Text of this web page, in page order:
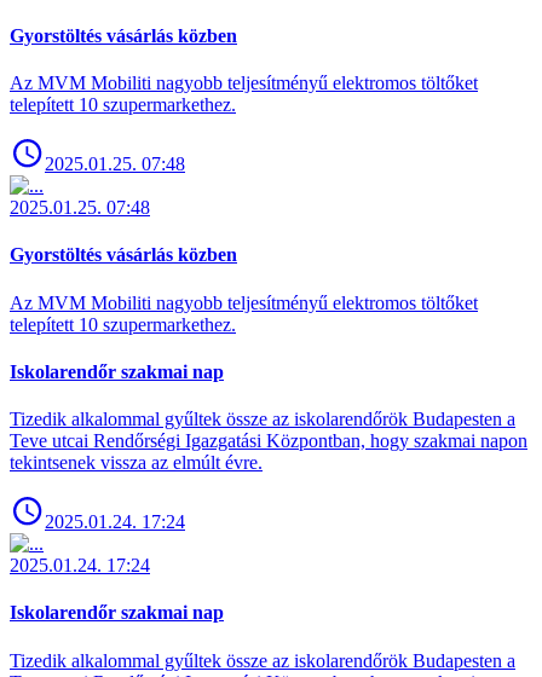
Gyorstöltés vásárlás közben
Az MVM Mobiliti nagyobb teljesítményű elektromos töltőket
telepített 10 szupermarkethez.
2025.01.25. 07:48
2025.01.25. 07:48
Gyorstöltés vásárlás közben
Az MVM Mobiliti nagyobb teljesítményű elektromos töltőket
telepített 10 szupermarkethez.
Iskolarendőr szakmai nap
Tizedik alkalommal gyűltek össze az iskolarendőrök Budapesten a
Teve utcai Rendőrségi Igazgatási Központban, hogy szakmai napon
tekintsenek vissza az elmúlt évre.
2025.01.24. 17:24
2025.01.24. 17:24
Iskolarendőr szakmai nap
Tizedik alkalommal gyűltek össze az iskolarendőrök Budapesten a